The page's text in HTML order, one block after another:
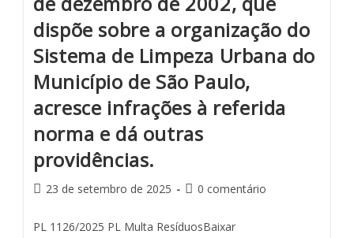
dispõe sobre a organização do
Sistema de Limpeza Urbana do
Município de São Paulo,
acresce infrações à referida
norma e dá outras
providências.
23 de setembro de 2025 0 comentário
PL 1126/2025 PL Multa ResíduosBaixar